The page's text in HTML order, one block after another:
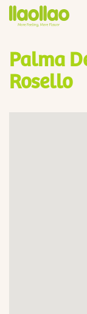
Palma
Rosello